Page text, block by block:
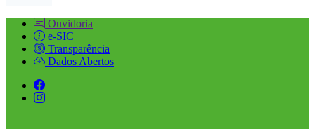
Ouvidoria
e-SIC
Transparência
Dados Abertos